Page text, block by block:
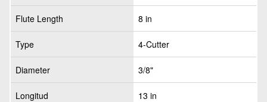
Flute Length 8 in
Type 4-Cutter
Diameter 3/8"
Longitud 13 in